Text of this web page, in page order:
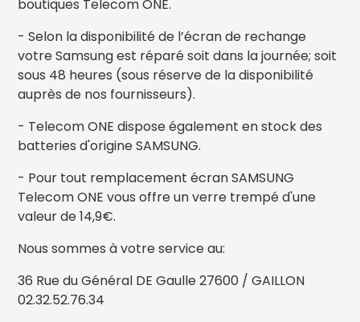
boutiques Telecom ONE.
- Selon la disponibilité de l’écran de rechange
votre Samsung est réparé soit dans la journée; soit
sous 48 heures (sous réserve de la disponibilité
auprès de nos fournisseurs).
- Telecom ONE dispose également en stock des
batteries d'origine SAMSUNG.
- Pour tout remplacement écran SAMSUNG
Telecom ONE vous offre un verre trempé d'une
valeur de 14,9€.
Nous sommes à votre service au:
36 Rue du Général DE Gaulle 27600 / GAILLON
02.32.52.76.34